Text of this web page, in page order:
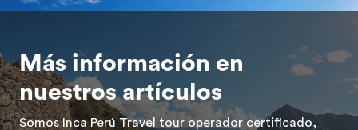
Más información en
nuestros artículos
Somos Inca Perú Travel tour operador certificado,